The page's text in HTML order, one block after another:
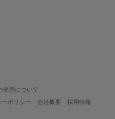
使用について
ポリシー 会社概要
採用情報